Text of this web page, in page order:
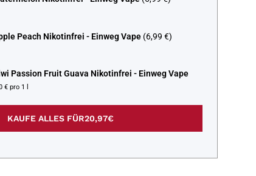
Peach Nikotinfrei - Einweg Vape(6,99 €)
Passion Fruit Guava Nikotinfrei - Einweg Vape
€ pro 1 l
KAUFE ALLES FÜR20,97€